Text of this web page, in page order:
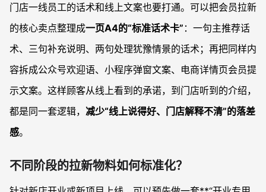
门店一线员工的话术和线上文案也要打通。可以把会员拉新
的核心卖点整理成一页A4的“标准话术卡” ：一句主推荐话
术、三句补充说明、两句处理犹豫情景的话术；再把同样内
容拆成公众号欢迎语、小程序弹窗文案、电商详情页会员提
示文案。这样顾客从线上看到的承诺，到门店听到的介绍，
都是同一套逻辑， 减少“线上说得好、门店解释不清”的落差
感。
不同阶段的拉新物料如何标准化？